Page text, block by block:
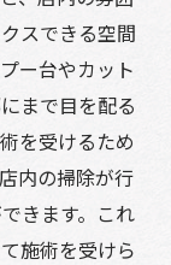
スできる空間
ー台やカット
まで目を配る
を受けるため
内の掃除が行
きます。これ
施術を受けら